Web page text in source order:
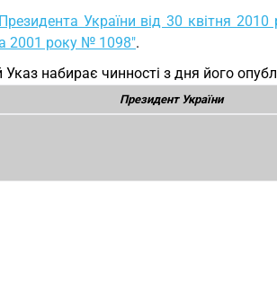
України від 30 квітня
2001 року № 1098".
Указ набирає чинності з дня його
Президент України